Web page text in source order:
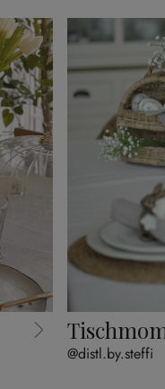
@distl.by.steffi